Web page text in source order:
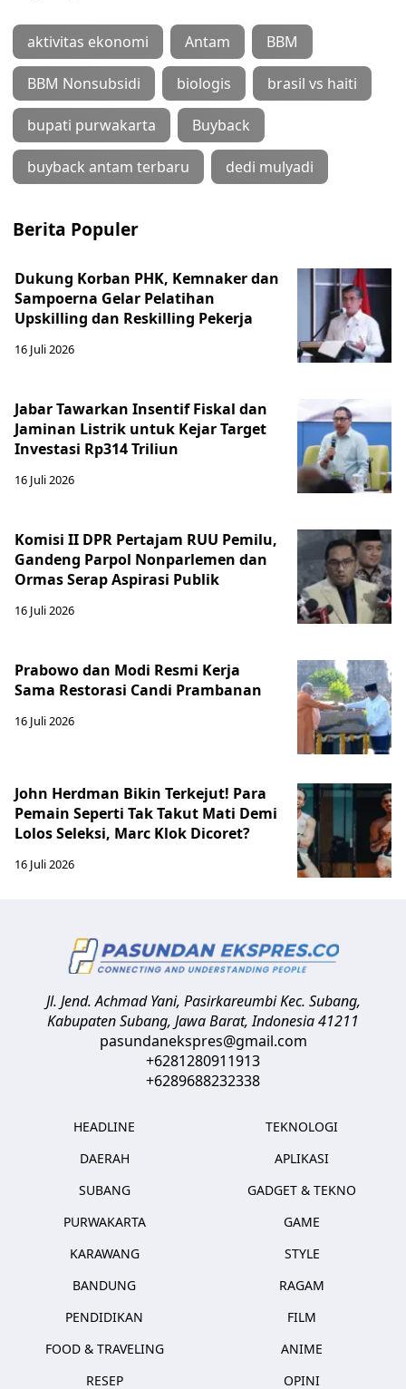
aktivitas ekonomi Antam BBM
BBM Nonsubsidi biologis brasil vs haiti
bupati purwakarta Buyback
buyback antam terbaru dedi mulyadi
Berita Populer
Dukung Korban PHK, Kemnaker dan
Sampoerna Gelar Pelatihan
Upskilling dan Reskilling Pekerja
16 Juli 2026
Jabar Tawarkan Insentif Fiskal dan
Jaminan Listrik untuk Kejar Target
Investasi Rp314 Triliun
16 Juli 2026
Komisi II DPR Pertajam RUU Pemilu,
Gandeng Parpol Nonparlemen dan
Ormas Serap Aspirasi Publik
16 Juli 2026
Prabowo dan Modi Resmi Kerja
Sama Restorasi Candi Prambanan
16 Juli 2026
John Herdman Bikin Terkejut! Para
Pemain Seperti Tak Takut Mati Demi
Lolos Seleksi, Marc Klok Dicoret?
16 Juli 2026
Jl. Jend. Achmad Yani, Pasirkareumbi Kec. Subang,
Kabupaten Subang, Jawa Barat,Indonesia41211
pasundanekspres@gmail.com
+6281280911913
+6289688232338
HEADLINE
DAERAH
SUBANG
PURWAKARTA
KARAWANG
BANDUNG
PENDIDIKAN
FOOD & TRAVELING
RESEP
TEKNOLOGI
APLIKASI
GADGET & TEKNO
GAME
STYLE
RAGAM
FILM
ANIME
OPINI